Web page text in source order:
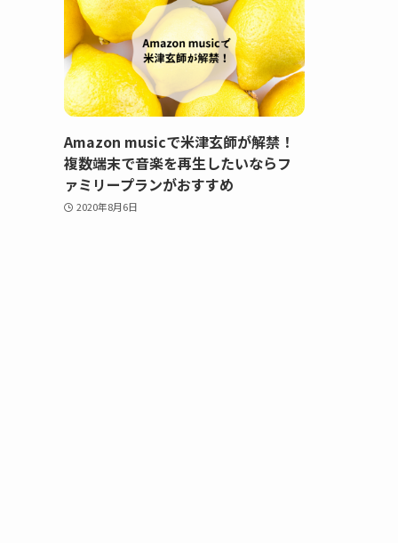
Amazon musicで米津玄師が解禁！
複数端末で音楽を再生したいならフ
ァミリープランがおすすめ
2020年8月6日